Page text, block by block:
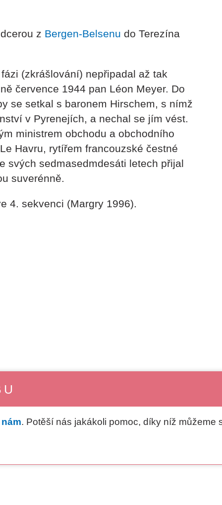
z Bergen-Belsenu do Terezína
(zkrášlování) nepřipadal až tak
července 1944 pan Léon Meyer. Do
se setkal s baronem Hirschem, s nímž
v Pyrenejích, a nechal se jím vést.
ministrem obchodu a obchodního
Havru, rytířem francouzské čestné
svých sedmasedmdesáti letech přijal
suverénně.
4. sekvenci (Margry 1996).
. Potěší nás jakákoli pomoc, díky níž můžeme